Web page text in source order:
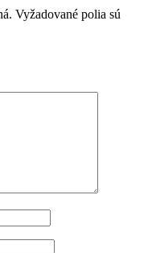
Vyžadované polia sú